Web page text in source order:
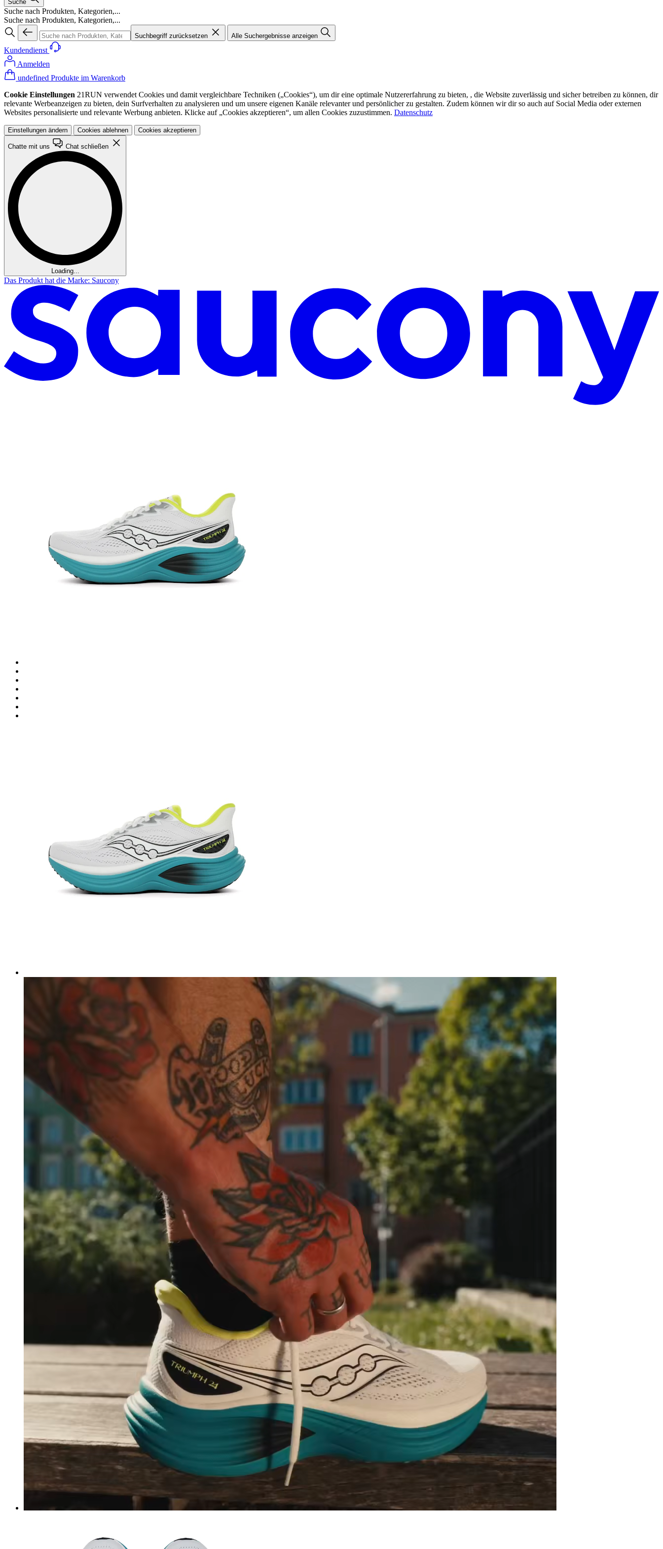
Suche
Suche nach Produkten, Kategorien,...
Suche nach Produkten, Kategorien,...
Suchbegriff zurücksetzen Alle Suchergebnisse anzeigen
Kundendienst
Anmelden
undefined Produkte im Warenkorb
Cookie Einstellungen 21RUN verwendet Cookies und damit vergleichbare Techniken („Cookies“), um dir eine optimale Nutzererfahrung zu bieten, , die Website zuverlässig und sicher betreiben zu können, dir
relevante Werbeanzeigen zu bieten, dein Surfverhalten zu analysieren und um unsere eigenen Kanäle relevanter und persönlicher zu gestalten. Zudem können wir dir so auch auf Social Media oder externen
Websites personalisierte und relevante Werbung anbieten. Klicke auf „Cookies akzeptieren“, um allen Cookies zuzustimmen. Datenschutz
Einstellungen ändern Cookies ablehnen Cookies akzeptieren
Chatte mit uns Chat schließen
Loading...
Das Produkt hat die Marke: Saucony